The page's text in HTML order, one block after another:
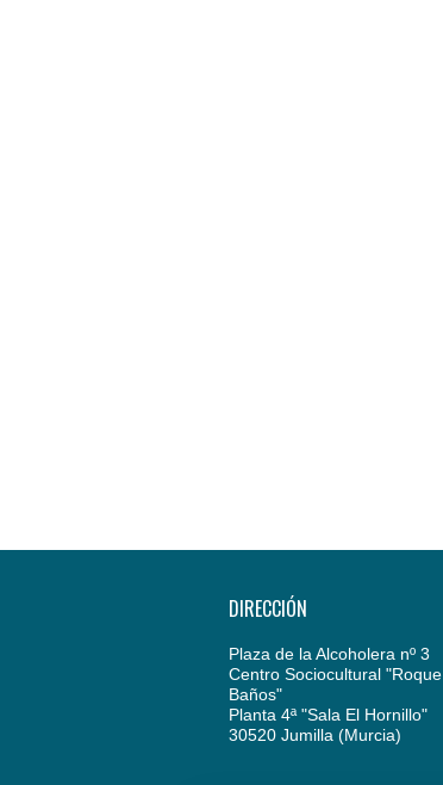
DIRECCIÓN
Plaza de la Alcoholera nº 3
Centro Sociocultural "Roque
Baños"
Planta 4ª "Sala El Hornillo"
30520 Jumilla (Murcia)